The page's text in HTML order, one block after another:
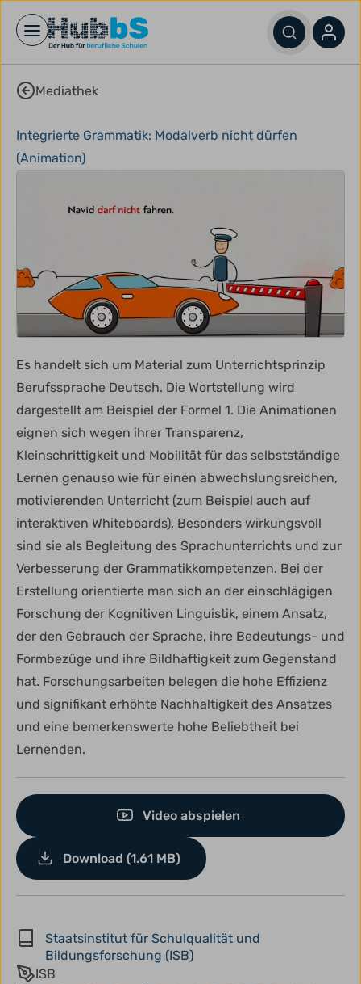
Open main menu
Mediathek
Integrierte Grammatik: Modalverb nicht dürfen
(Animation)
Es handelt sich um Material zum Unterrichtsprinzip
Berufssprache Deutsch. Die Wortstellung wird
dargestellt am Beispiel der Formel 1. Die Animationen
eignen sich wegen ihrer Transparenz,
Kleinschrittigkeit und Mobilität für das selbstständige
Lernen genauso wie für einen abwechslungsreichen,
motivierenden Unterricht (zum Beispiel auch auf
interaktiven Whiteboards). Besonders wirkungsvoll
sind sie als Begleitung des Sprachunterrichts und zur
Verbesserung der Grammatikkompetenzen. Bei der
Erstellung orientierte man sich an der einschlägigen
Forschung der Kognitiven Linguistik, einem Ansatz,
der den Gebrauch der Sprache, ihre Bedeutungs- und
Formbezüge und ihre Bildhaftigkeit zum Gegenstand
hat. Forschungsarbeiten belegen die hohe Effizienz
und signifikant erhöhte Nachhaltigkeit des Ansatzes
und eine bemerkenswerte hohe Beliebtheit bei
Lernenden.
Video abspielen
Download (1.61 MB)
Staatsinstitut für Schulqualität und
Bildungsforschung (ISB)
ISB